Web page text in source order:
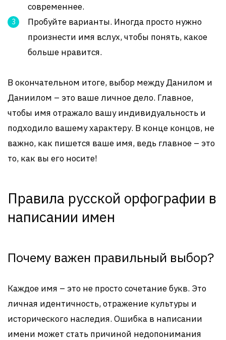
современнее.
Пробуйте варианты. Иногда просто нужно
произнести имя вслух, чтобы понять, какое
больше нравится.
В окончательном итоге, выбор между Данилом и
Даниилом – это ваше личное дело. Главное,
чтобы имя отражало вашу индивидуальность и
подходило вашему характеру. В конце концов, не
важно, как пишется ваше имя, ведь главное – это
то, как вы его носите!
Правила русской орфографии в
написании имен
Почему важен правильный выбор?
Каждое имя – это не просто сочетание букв. Это
личная идентичность, отражение культуры и
исторического наследия. Ошибка в написании
имени может стать причиной недопонимания